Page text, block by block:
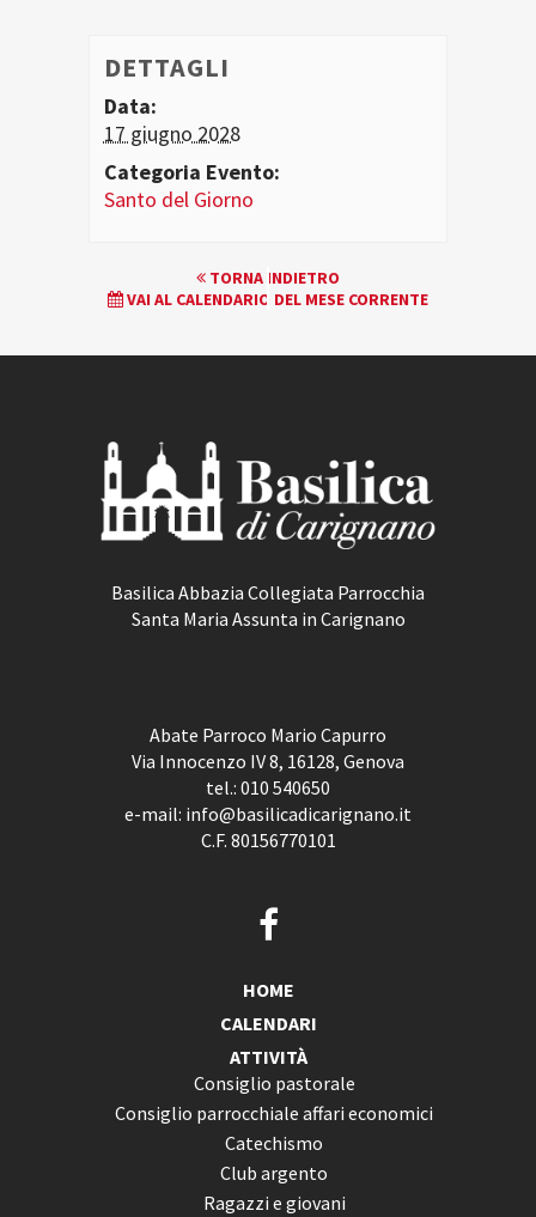
DETTAGLI
Data:
17 giugno 2028
Categoria Evento:
Santo del Giorno
EVENTO
NAVIGATION
TORNA INDIETRO
VAI AL CALENDARIO DEL MESE CORRENTE
Basilica Abbazia Collegiata Parrocchia
Santa Maria Assunta in Carignano
Abate Parroco Mario Capurro
Via Innocenzo IV 8, 16128, Genova
tel.: 010 540650
e-mail: info@basilicadicarignano.it
C.F. 80156770101
HOME
CALENDARI
ATTIVITÀ
Consiglio pastorale
Consiglio parrocchiale affari economici
Catechismo
Club argento
Ragazzi e giovani